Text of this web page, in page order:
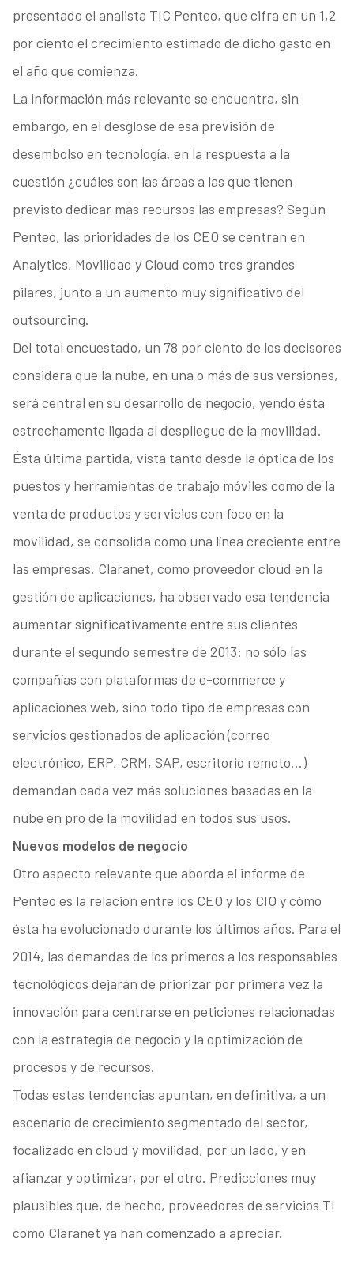
presentado el analista TIC Penteo, que cifra en un 1,2
por ciento el crecimiento estimado de dicho gasto en
el año que comienza.
La información más relevante se encuentra, sin
embargo, en el desglose de esa previsión de
desembolso en tecnología, en la respuesta a la
cuestión ¿cuáles son las áreas a las que tienen
previsto dedicar más recursos las empresas? Según
Penteo, las prioridades de los CEO se centran en
Analytics, Movilidad y Cloud como tres grandes
pilares, junto a un aumento muy significativo del
outsourcing.
Del total encuestado, un 78 por ciento de los decisores
considera que la nube, en una o más de sus versiones,
será central en su desarrollo de negocio, yendo ésta
estrechamente ligada al despliegue de la movilidad.
Ésta última partida, vista tanto desde la óptica de los
puestos y herramientas de trabajo móviles como de la
venta de productos y servicios con foco en la
movilidad, se consolida como una línea creciente entre
las empresas. Claranet, como proveedor cloud en la
gestión de aplicaciones, ha observado esa tendencia
aumentar significativamente entre sus clientes
durante el segundo semestre de 2013: no sólo las
compañías con plataformas de e-commerce y
aplicaciones web, sino todo tipo de empresas con
servicios gestionados de aplicación (correo
electrónico, ERP, CRM, SAP, escritorio remoto…)
demandan cada vez más soluciones basadas en la
nube en pro de la movilidad en todos sus usos.
Nuevos modelos de negocio
Otro aspecto relevante que aborda el informe de
Penteo es la relación entre los CEO y los CIO y cómo
ésta ha evolucionado durante los últimos años. Para el
2014, las demandas de los primeros a los responsables
tecnológicos dejarán de priorizar por primera vez la
innovación para centrarse en peticiones relacionadas
con la estrategia de negocio y la optimización de
procesos y de recursos.
Todas estas tendencias apuntan, en definitiva, a un
escenario de crecimiento segmentado del sector,
focalizado en cloud y movilidad, por un lado, y en
afianzar y optimizar, por el otro. Predicciones muy
plausibles que, de hecho, proveedores de servicios TI
como Claranet ya han comenzado a apreciar.